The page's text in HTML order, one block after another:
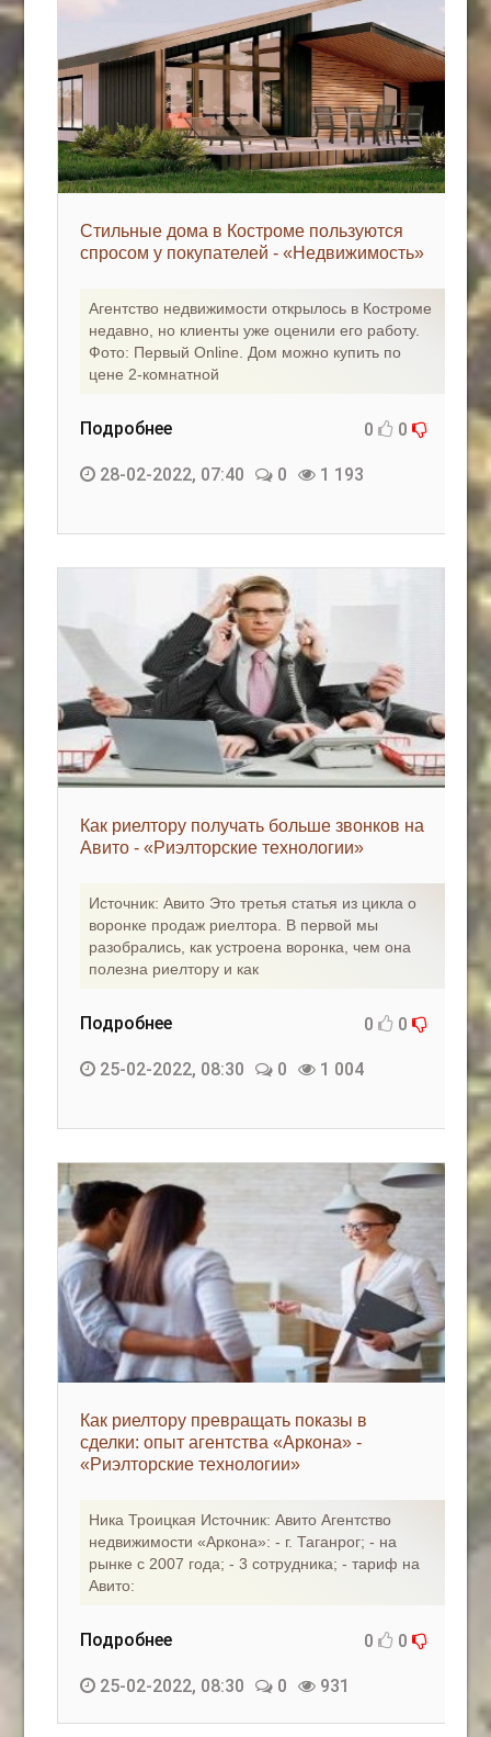
Стильные дома в Костроме пользуются
спросом у покупателей - «Недвижимость»
Агентство недвижимости открылось в Костроме
недавно, но клиенты уже оценили его работу.
Фото: Первый Online. Дом можно купить по
цене 2-комнатной
Подробнее 0 0
28-02-2022, 07:40 0 1 193
Как риелтору получать больше звонков на
Авито - «Риэлторские технологии»
Источник: Авито Это третья статья из цикла о
воронке продаж риелтора. В первой мы
разобрались, как устроена воронка, чем она
полезна риелтору и как
Подробнее 0 0
25-02-2022, 08:30 0 1 004
Как риелтору превращать показы в
сделки: опыт агентства «Аркона» -
«Риэлторские технологии»
Ника Троицкая Источник: Авито Агентство
недвижимости «Аркона»: - г. Таганрог; - на
рынке с 2007 года; - 3 сотрудника; - тариф на
Авито:
Подробнее 0 0
25-02-2022, 08:30 0 931